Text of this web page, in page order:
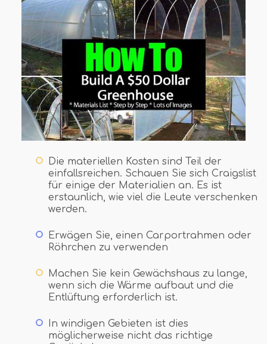
Die materiellen Kosten sind Teil der
einfallsreichen. Schauen Sie sich Craigslist
für einige der Materialien an. Es ist
erstaunlich, wie viel die Leute verschenken
werden.
Erwägen Sie, einen Carportrahmen oder
Röhrchen zu verwenden
Machen Sie kein Gewächshaus zu lange,
wenn sich die Wärme aufbaut und die
Entlüftung erforderlich ist.
In windigen Gebieten ist dies
möglicherweise nicht das richtige